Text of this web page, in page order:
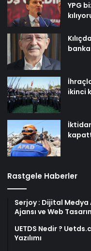
YPG
ikinci
Rastgele Haberler
Serjoy : Dijital Medya
Ajansı ve Web
UETDS Nedir ?
Yazılımı